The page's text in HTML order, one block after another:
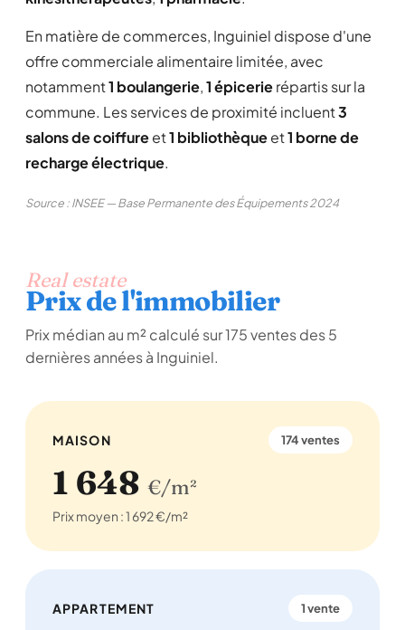
En matière de commerces, Inguiniel dispose d'une
offre commerciale alimentaire limitée, avec
notamment1 boulangerie,1 épicerierépartis sur la
commune. Les services de proximité incluent3
salons de coiffureet1 bibliothèqueet1 borne de
recharge électrique.
Source : INSEE — Base Permanente des Équipements 2024
Real estate
Prix de l'immobilier
Prix médian au m² calculé sur 175 ventes des 5
dernières années à Inguiniel.
MAISON 174 ventes
1 648 €/m²
Prix moyen : 1 692 €/m²
APPARTEMENT 1 vente